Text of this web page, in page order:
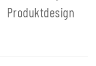
Produktdesign